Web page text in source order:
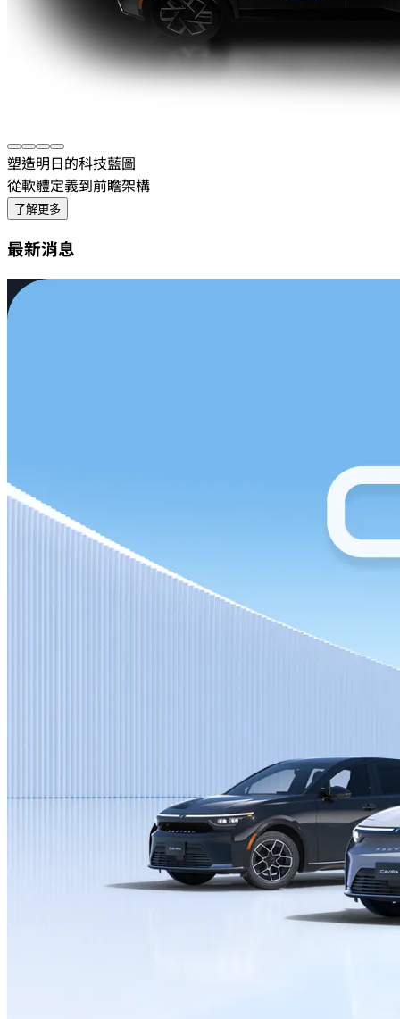
塑造明日的科技藍圖
從軟體定義到前瞻架構
了解更多
最新消息